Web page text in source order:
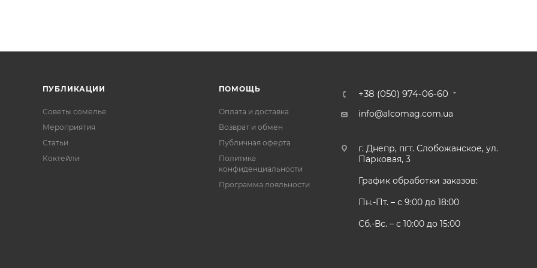
ПУБЛИКАЦИИ
Советы сомелье
Мероприятия
Статьи
Коктейли
ПОМОЩЬ
Оплата и доставка
Возврат и обмен
Публичная оферта
Политика
конфиденциальности
Программа лояльности
+38 (050) 974-06-60
info@alcomag.com.ua
г. Днепр, пгт. Слобожанское, ул.
Парковая, 3
График обработки заказов:
Пн.-Пт. – с 9:00 до 18:00
Сб.-Вс. – с 10:00 до 15:00